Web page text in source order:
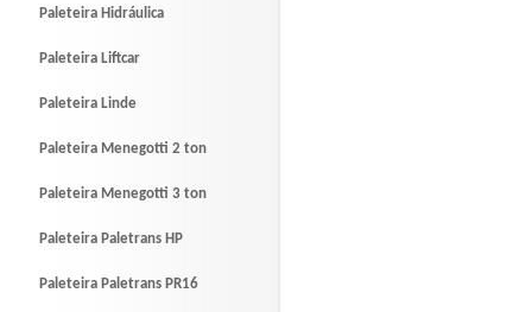
Paleteira Hidráulica
Paleteira Liftcar
Paleteira Linde
Paleteira Menegotti 2 ton
Paleteira Menegotti 3 ton
Paleteira Paletrans HP
Paleteira Paletrans PR16